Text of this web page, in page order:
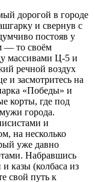
дорогой в городе
и свернув с
постояв у
— то своём
массивами Ц-5 и
речной воздух
и засмотритесь на
«Победы» и
корты, где под
города.
и
на несколько
уже давно
Набравшись
казы (колбаса из
свой путь к